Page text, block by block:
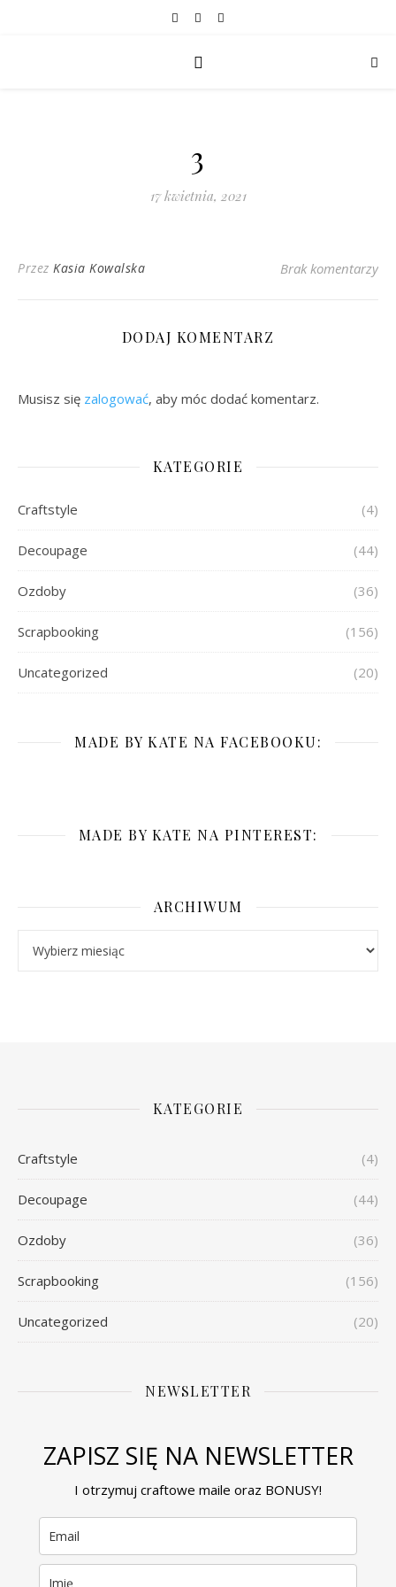
3
17 kwietnia, 2021
Przez Kasia Kowalska Brak komentarzy
DODAJ KOMENTARZ
Musisz się zalogować, aby móc dodać komentarz.
KATEGORIE
Craftstyle (4)
Decoupage (44)
Ozdoby (36)
Scrapbooking (156)
Uncategorized (20)
MADE BY KATE NA FACEBOOKU:
MADE BY KATE NA PINTEREST:
ARCHIWUM
KATEGORIE
Craftstyle (4)
Decoupage (44)
Ozdoby (36)
Scrapbooking (156)
Uncategorized (20)
NEWSLETTER
ZAPISZ SIĘ NA NEWSLETTER
I otrzymuj craftowe maile oraz BONUSY!